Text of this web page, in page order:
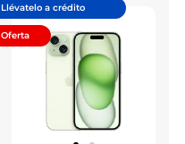
Llévatelo a crédito
Oferta